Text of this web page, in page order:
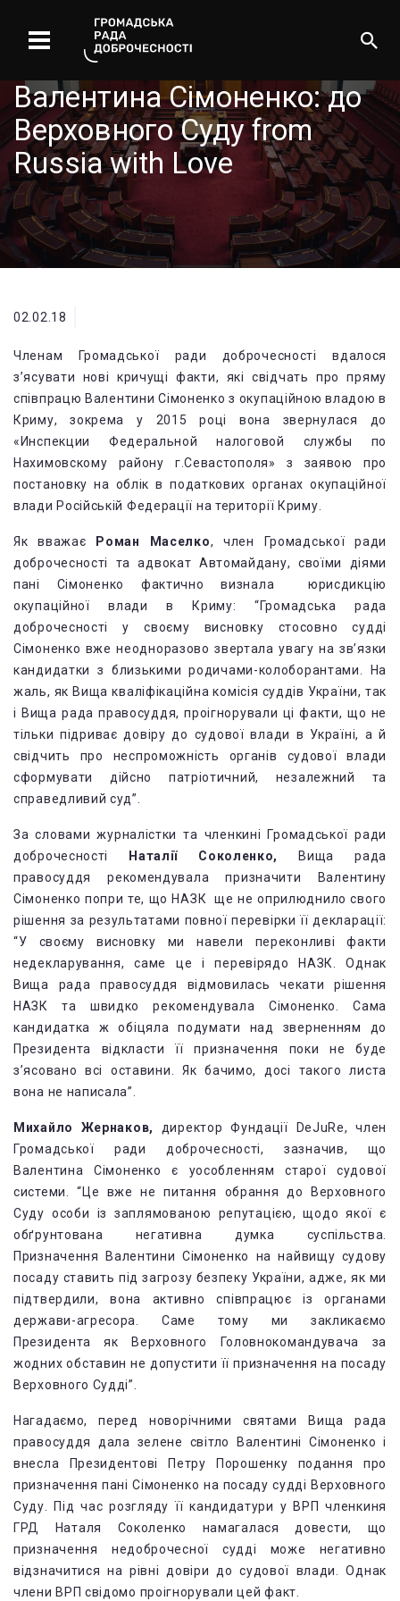
Валентина Сімоненко: до
Верховного Суду from
Russia with Love
02.02.18
Членам Громадської ради доброчесності вдалося
з’ясувати нові кричущі факти, які свідчать про пряму
співпрацю Валентини Сімоненко з окупаційною владою в
Криму, зокрема у 2015 році вона звернулася до
«Инспекции Федеральной налоговой службы по
Нахимовскому району г.Севастополя» з заявою про
постановку на облік в податкових органах окупаційної
влади Російській Федерації на території Криму.
Як вважає Роман Маселко, член Громадської ради
доброчесності та адвокат Автомайдану, своїми діями
пані Сімоненко фактично визнала юрисдикцію
окупаційної влади в Криму: “Громадська рада
доброчесності у своєму висновку стосовно судді
Сімоненко вже неодноразово звертала увагу на зв’язки
кандидатки з близькими родичами-колоборантами. На
жаль, як Вища кваліфікаційна комісія суддів України, так
і Вища рада правосуддя, проігнорували ці факти, що не
тільки підриває довіру до судової влади в Україні, а й
свідчить про неспроможність органів судової влади
сформувати дійсно патріотичний, незалежний та
справедливий суд”.
За словами журналістки та членкині Громадської ради
доброчесності
Наталії Соколенко,
Вища рада
правосуддя рекомендувала призначити Валентину
Сімоненко попри те, що НАЗК ще не оприлюднило свого
рішення за результатами повної перевірки її декларації:
“У своєму висновку ми навели переконливі факти
недекларування, саме це і перевірядо НАЗК. Однак
Вища рада правосуддя відмовилась чекати рішення
НАЗК та швидко рекомендувала Сімоненко. Сама
кандидатка ж обіцяла подумати над зверненням до
Президента відкласти її призначення поки не буде
з’ясовано всі оставини.Як бачимо, досі такого листа
вона не написала”.
Михайло Жернаков,
директор Фундації DeJuRe, член
Громадської ради доброчесності, зазначив, що
Валентина Сімоненко є уособленням старої судової
системи
. “Це вже не питання обрання до Верховного
Суду особи із заплямованою репутацією, щодо якої є
обґрунтована негативна думка суспільства.
Призначення Валентини Сімоненко на найвищу судову
посаду ставить під загрозу безпеку України, адже, як ми
підтвердили, вона активно співпрацює із органами
держави-агресора. Саме тому ми закликаємо
Президента як Верховного Головнокомандувача за
жодних обставин не допустити її призначення на посаду
Верховного Судді”.
Нагадаємо, перед новорічними святами Вища рада
правосуддя дала зелене світло Валентині Сімоненко і
внесла Президентові Петру Порошенку подання про
призначення пані Сімоненко на посаду судді Верховного
Суду. Під час розгляду її кандидатури у ВРП членкиня
ГРД Наталя Соколенко намагалася довести, що
призначення недоброчесної судді може негативно
відзначитися на рівні довіри до судової влади. Однак
члени ВРП свідомо проігнорували цей факт.